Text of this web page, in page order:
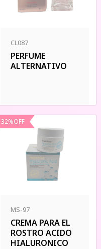
CL087
PERFUME
ALTERNATIVO
32%OFF
MS-97
CREMA PARA EL
ROSTRO ACIDO
HIALURONICO